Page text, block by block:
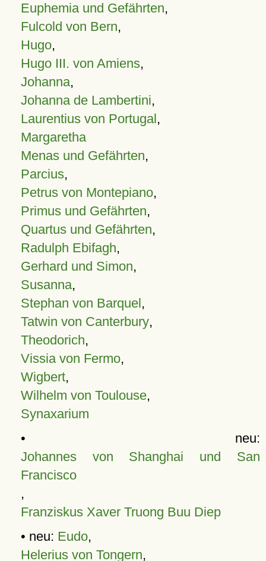
Euphemia und Gefährten,
Fulcold von Bern,
Hugo,
Hugo III. von Amiens,
Johanna,
Johanna de Lambertini,
Laurentius von Portugal,
Margaretha
Menas und Gefährten,
Parcius,
Petrus von Montepiano,
Primus und Gefährten,
Quartus und Gefährten,
Radulph Ebifagh,
Gerhard und Simon,
Susanna,
Stephan von Barquel,
Tatwin von Canterbury,
Theodorich,
Vissia von Fermo,
Wigbert,
Wilhelm von Toulouse,
Synaxarium
• neu:
Johannes von Shanghai und San
Francisco
,
Franziskus Xaver Truong Buu Diep
• neu: Eudo,
Helerius von Tongern,